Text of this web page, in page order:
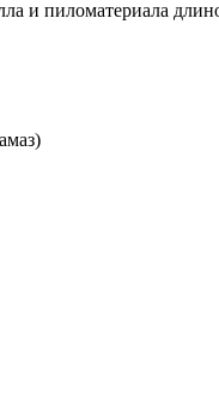
и пиломатериала